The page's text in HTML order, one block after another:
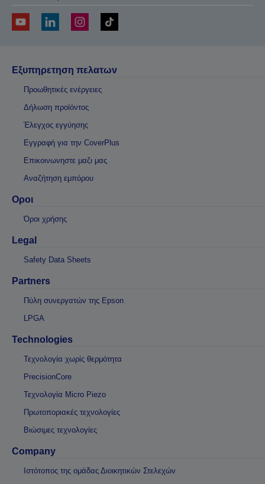
Εξυπηρετηση πελατων
Προωθητικές ενέργειες
Δήλωση προϊόντος
Έλεγχος εγγύησης
Εγγραφή για την CoverPlus
Επικοινωνηστε μαζι μας
Αναζήτηση εμπόρου
Οροι
Όροι χρήσης
Legal
Safety Data Sheets
Partners
Πύλη συνεργατών της Epson
LPGA
Technologies
Τεχνολογία χωρίς θερμότητα
PrecisionCore
Τεχνολογία Micro Piezo
Πρωτοποριακές τεχνολογίες
Βιώσιμες τεχνολογίες
Company
Ιστότοπος της ομάδας Διοικητικών Στελεχών